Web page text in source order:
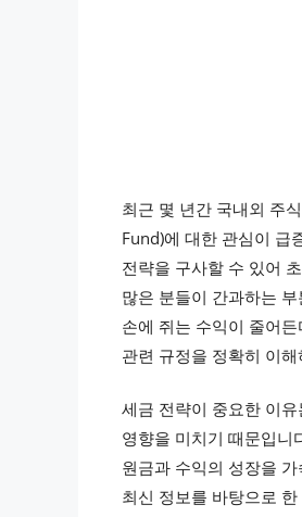
최근 몇 년간 국내외 주
Fund)에 대한 관심이 급
전략을 구사할 수 있어
많은 분들이 간과하는
손에 쥐는 수익이 줄어
관련 규정을 정확히 이
세금 전략이 중요한 이
영향을 미치기 때문입니
원금과 수익의 성장을
최신 정보를 바탕으로